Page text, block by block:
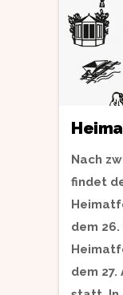
Nach
findet
dem
dem